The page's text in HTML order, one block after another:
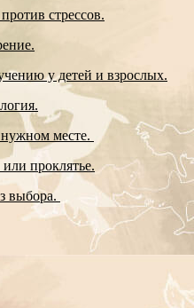
стрессов.
у детей и взрослых.
месте.
проклятье.
выбора.